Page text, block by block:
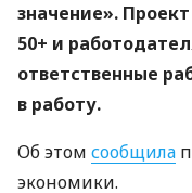
значение».
50+ и
ответственные
в работу.
Об этом сообщила
экономики.